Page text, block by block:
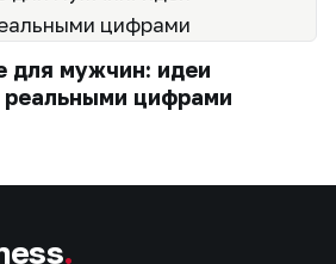
для мужчин: идеи
реальными цифрами
.